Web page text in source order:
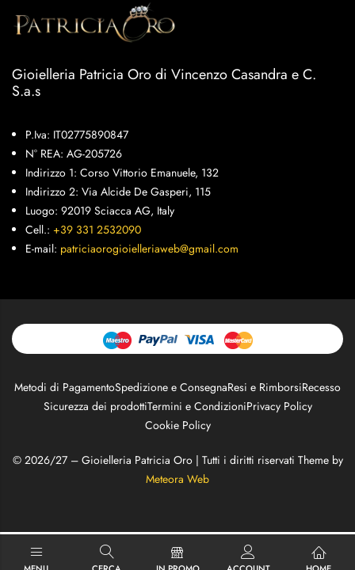
Gioielleria Patricia Oro di Vincenzo Casandra e C.
S.a.s
P.Iva: IT02775890847
N° REA: AG-205726
Indirizzo 1: Corso Vittorio Emanuele, 132
Indirizzo 2: Via Alcide De Gasperi, 115
Luogo: 92019 Sciacca AG, Italy
Cell.: +39 331 2532090
E-mail: patriciaorogioielleriaweb@gmail.com
Metodi di PagamentoSpedizione e ConsegnaResi e RimborsiRecesso
Sicurezza dei prodottiTermini e CondizioniPrivacy Policy
Cookie Policy
© 2026/27 – Gioielleria Patricia Oro | Tutti i diritti riservati Theme by
Meteora Web